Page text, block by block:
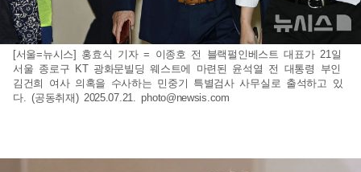
[서울=뉴시스] 홍효식 기자 = 이종호 전 블랙펄인베스트 대표가 21일
서울 종로구 KT 광화문빌딩 웨스트에 마련된 윤석열 전 대통령 부인
김건희 여사 의혹을 수사하는 민중기 특별검사 사무실로 출석하고 있
다. (공동취재) 2025.07.21.photo@newsis.com